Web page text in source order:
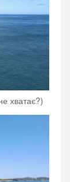
хватає?)